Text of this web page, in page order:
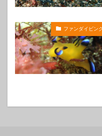
ファンダイビン